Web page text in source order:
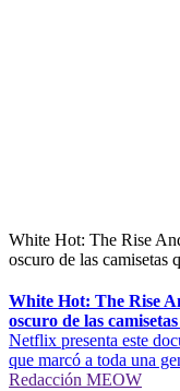
White Hot: The Rise
oscuro de las camisetas
White Hot: The Rise
oscuro de las
Netflix presenta este
que marcó a toda una
Redacción MEOW